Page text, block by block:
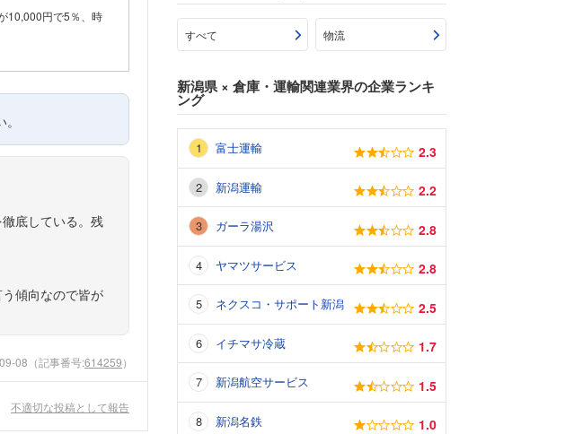
10,000円で5％、時
底している。残
傾向なので皆が
08 （記事番号:614259）
不適切な投稿として報告
すべて 物流
新潟県× 倉庫・運輸関連業界の企業ランキ
ング
富士運輸 2.3
新潟運輸 2.2
ガーラ湯沢 2.8
ヤマツサービス 2.8
ネクスコ・サポート新潟 2.5
イチマサ冷蔵 1.7
新潟航空サービス 1.5
新潟名鉄 1.0